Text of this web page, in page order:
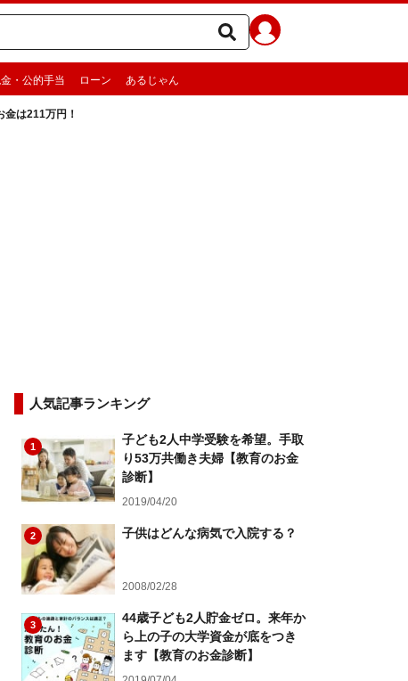
・公的手当 ローン あるじゃん
は211万円！
人気記事ランキング
1
子ども2人中学受験を希望。手取
り53万共働き夫婦【教育のお金
診断】
2019/04/20
2 子供はどんな病気で入院する？
2008/02/28
3
44歳子ども2人貯金ゼロ。来年か
ら上の子の大学資金が底をつき
ます【教育のお金診断】